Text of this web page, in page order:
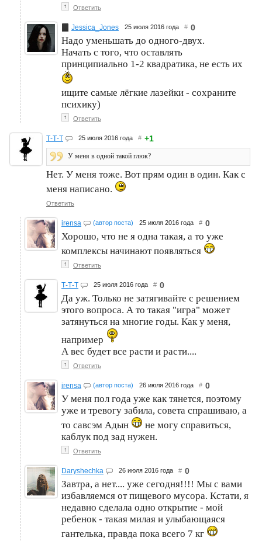
↑ Ответить
Jessica_Jones 25 июля 2016 года # 0
Надо уменьшать до одного-двух.
Начать с того, что оставлять
принципиально 1-2 квадратика, не есть их
ищите самые лёгкие лазейки - сохраните
психику)
↑ Ответить
Т-Т-Т 25 июля 2016 года # +1
У меня в одной такой глюк?
Нет. У меня тоже. Вот прям один в один. Как с
меня написано.
Ответить
irensa (автор поста) 25 июля 2016 года # 0
Хорошо, что не я одна такая, а то уже
комплексы начинают появляться
↑ Ответить
Т-Т-Т 25 июля 2016 года # 0
Да уж. Только не затягивайте с решением
этого вопроса. А то такая "игра" может
затянуться на многие годы. Как у меня,
например
А вес будет все расти и расти....
↑ Ответить
irensa (автор поста) 26 июля 2016 года # 0
У меня пол года уже как тянется, поэтому
уже и тревогу забила, совета спрашиваю, а
то савсэм Адын
не могу справиться,
каблук под зад нужен.
↑ Ответить
Daryshechka 26 июля 2016 года # 0
Завтра, а нет.... уже сегодня!!!! Мы с вами
избавляемся от пищевого мусора. Кстати, я
недавно сделала одно открытие - мой
ребенок - такая милая и улыбающаяся
гантелька, правда пока всего 7 кг